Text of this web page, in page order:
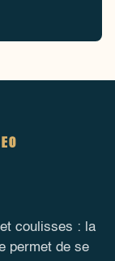
coulisses : la
permet de se